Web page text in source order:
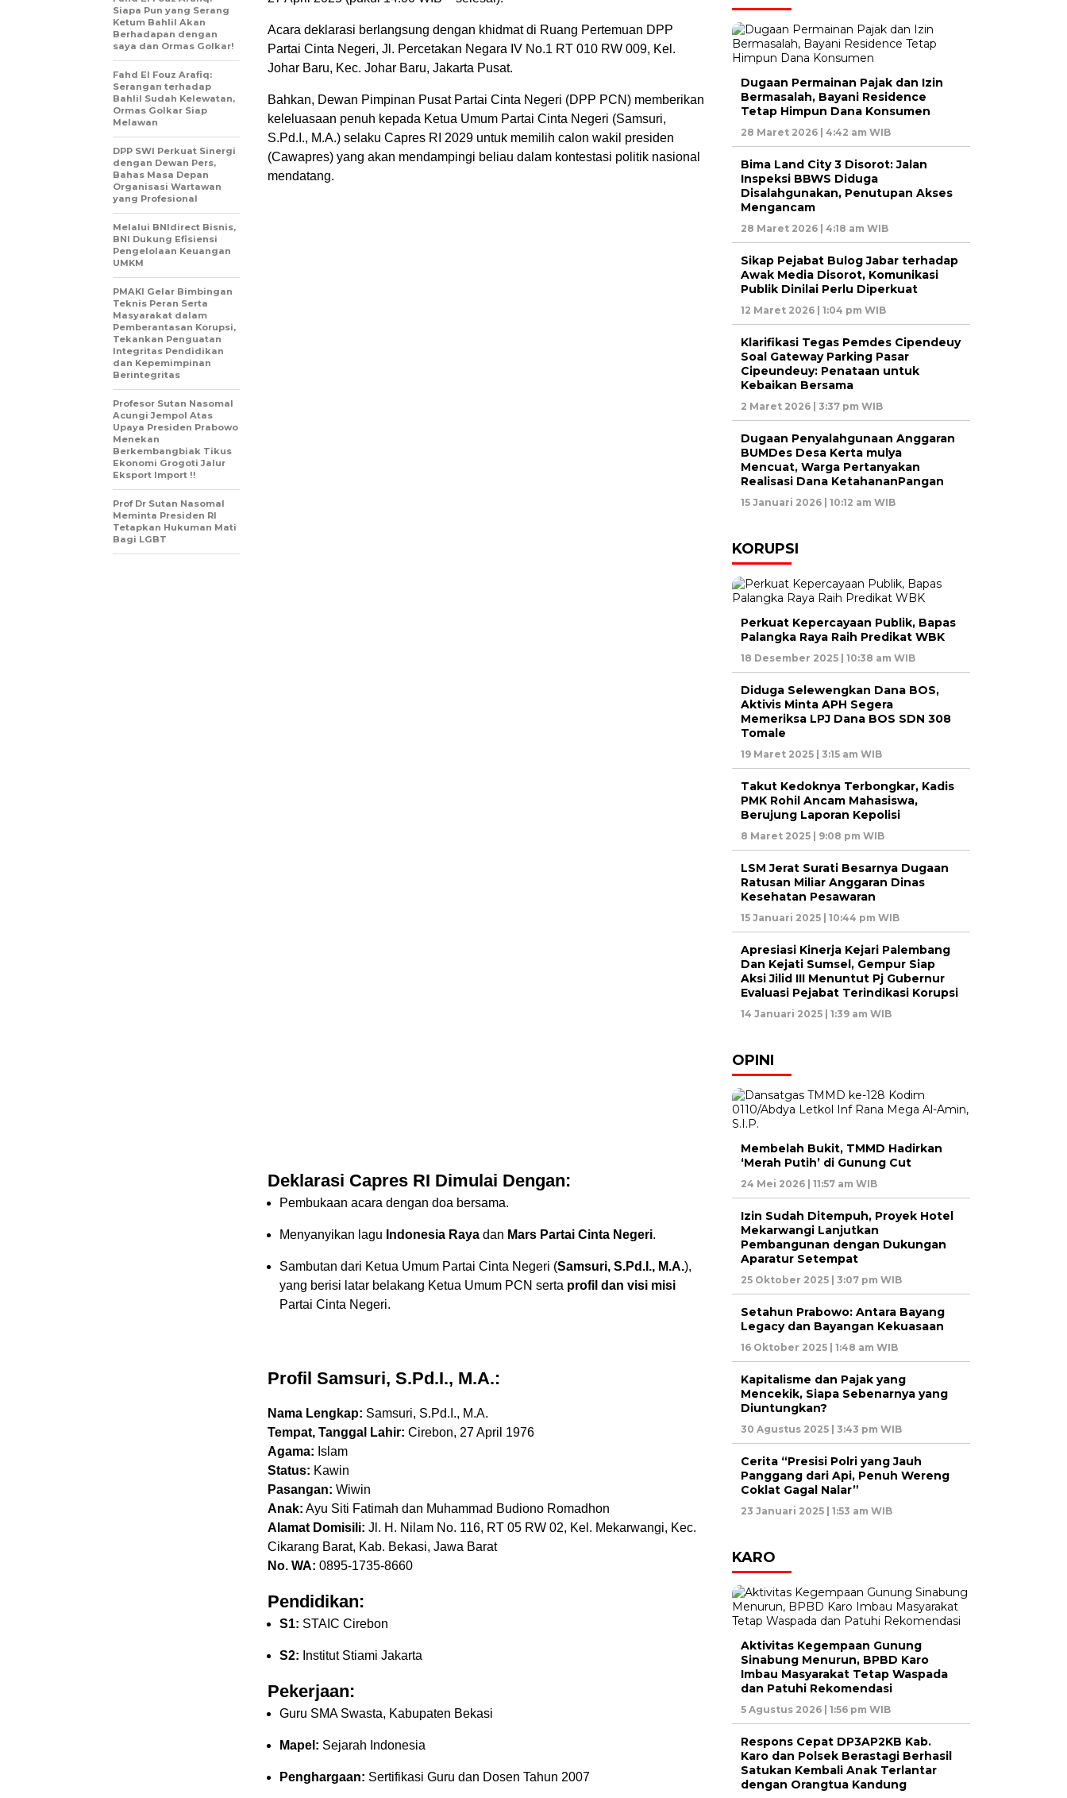
Acara deklarasi berlangsung dengan khidmat di Ruang Pertemuan DPP
Partai Cinta Negeri, Jl. Percetakan Negara IV No.1 RT 010 RW 009, Kel.
Johar Baru, Kec. Johar Baru, Jakarta Pusat.
Bahkan, Dewan Pimpinan Pusat Partai Cinta Negeri (DPP PCN) memberikan
keleluasaan penuh kepada Ketua Umum Partai Cinta Negeri (Samsuri,
S.Pd.I., M.A.) selaku Capres RI 2029 untuk memilih calon wakil presiden
(Cawapres) yang akan mendampingi beliau dalam kontestasi politik nasional
mendatang.
Deklarasi Capres RI Dimulai Dengan:
Pembukaan acara dengan doa bersama.
Menyanyikan lagu Indonesia Raya dan Mars Partai Cinta Negeri.
Sambutan dari Ketua Umum Partai Cinta Negeri (Samsuri, S.Pd.I., M.A.),
yang berisi latar belakang Ketua Umum PCN serta profil dan visi misi
Partai Cinta Negeri.
Profil Samsuri, S.Pd.I., M.A.:
Nama Lengkap: Samsuri, S.Pd.I., M.A.
Tempat, Tanggal Lahir: Cirebon, 27 April 1976
Agama: Islam
Status: Kawin
Pasangan: Wiwin
Anak: Ayu Siti Fatimah dan Muhammad Budiono Romadhon
Alamat Domisili: Jl. H. Nilam No. 116, RT 05 RW 02, Kel. Mekarwangi, Kec.
Cikarang Barat, Kab. Bekasi, Jawa Barat
No. WA: 0895-1735-8660
Pendidikan:
S1: STAIC Cirebon
S2: Institut Stiami Jakarta
Pekerjaan:
Guru SMA Swasta, Kabupaten Bekasi
Mapel: Sejarah Indonesia
Penghargaan: Sertifikasi Guru dan Dosen Tahun 2007
Siapa Pun yang Serang
Ketum Bahlil Akan
Berhadapan dengan
saya dan Ormas Golkar!
Fahd El Fouz Arafiq:
Serangan terhadap
Bahlil Sudah Kelewatan,
Ormas Golkar Siap
Melawan
DPP SWI Perkuat Sinergi
dengan Dewan Pers,
Bahas Masa Depan
Organisasi Wartawan
yang Profesional
Melalui BNIdirect Bisnis,
BNI Dukung Efisiensi
Pengelolaan Keuangan
UMKM
PMAKI Gelar Bimbingan
Teknis Peran Serta
Masyarakat dalam
Pemberantasan Korupsi,
Tekankan Penguatan
Integritas Pendidikan
dan Kepemimpinan
Berintegritas
Profesor Sutan Nasomal
Acungi Jempol Atas
Upaya Presiden Prabowo
Menekan
Berkembangbiak Tikus
Ekonomi Grogoti Jalur
Eksport Import !!
Prof Dr Sutan Nasomal
Meminta Presiden RI
Tetapkan Hukuman Mati
Bagi LGBT
Dugaan Permainan Pajak dan Izin
Bermasalah, Bayani Residence
Tetap Himpun Dana Konsumen
28 Maret 2026 | 4:42 am WIB
Bima Land City 3 Disorot: Jalan
Inspeksi BBWS Diduga
Disalahgunakan, Penutupan Akses
Mengancam
28 Maret 2026 | 4:18 am WIB
Sikap Pejabat Bulog Jabar terhadap
Awak Media Disorot, Komunikasi
Publik Dinilai Perlu Diperkuat
12 Maret 2026 | 1:04 pm WIB
Klarifikasi Tegas Pemdes Cipendeuy
Soal Gateway Parking Pasar
Cipeundeuy: Penataan untuk
Kebaikan Bersama
2 Maret 2026 | 3:37 pm WIB
Dugaan Penyalahgunaan Anggaran
BUMDes Desa Kerta mulya
Mencuat, Warga Pertanyakan
Realisasi Dana KetahananPangan
15 Januari 2026 | 10:12 am WIB
KORUPSI
Perkuat Kepercayaan Publik, Bapas
Palangka Raya Raih Predikat WBK
18 Desember 2025 | 10:38 am WIB
Diduga Selewengkan Dana BOS,
Aktivis Minta APH Segera
Memeriksa LPJ Dana BOS SDN 308
Tomale
19 Maret 2025 | 3:15 am WIB
Takut Kedoknya Terbongkar, Kadis
PMK Rohil Ancam Mahasiswa,
Berujung Laporan Kepolisi
8 Maret 2025 | 9:08 pm WIB
LSM Jerat Surati Besarnya Dugaan
Ratusan Miliar Anggaran Dinas
Kesehatan Pesawaran
15 Januari 2025 | 10:44 pm WIB
Apresiasi Kinerja Kejari Palembang
Dan Kejati Sumsel, Gempur Siap
Aksi Jilid III Menuntut Pj Gubernur
Evaluasi Pejabat Terindikasi Korupsi
14 Januari 2025 | 1:39 am WIB
OPINI
Membelah Bukit, TMMD Hadirkan
‘Merah Putih’ di Gunung Cut
24 Mei 2026 | 11:57 am WIB
Izin Sudah Ditempuh, Proyek Hotel
Mekarwangi Lanjutkan
Pembangunan dengan Dukungan
Aparatur Setempat
25 Oktober 2025 | 3:07 pm WIB
Setahun Prabowo: Antara Bayang
Legacy dan Bayangan Kekuasaan
16 Oktober 2025 | 1:48 am WIB
Kapitalisme dan Pajak yang
Mencekik, Siapa Sebenarnya yang
Diuntungkan?
30 Agustus 2025 | 3:43 pm WIB
Cerita “Presisi Polri yang Jauh
Panggang dari Api, Penuh Wereng
Coklat Gagal Nalar”
23 Januari 2025 | 1:53 am WIB
KARO
Aktivitas Kegempaan Gunung
Sinabung Menurun, BPBD Karo
Imbau Masyarakat Tetap Waspada
dan Patuhi Rekomendasi
5 Agustus 2026 | 1:56 pm WIB
Respons Cepat DP3AP2KB Kab.
Karo dan Polsek Berastagi Berhasil
Satukan Kembali Anak Terlantar
dengan Orangtua Kandung